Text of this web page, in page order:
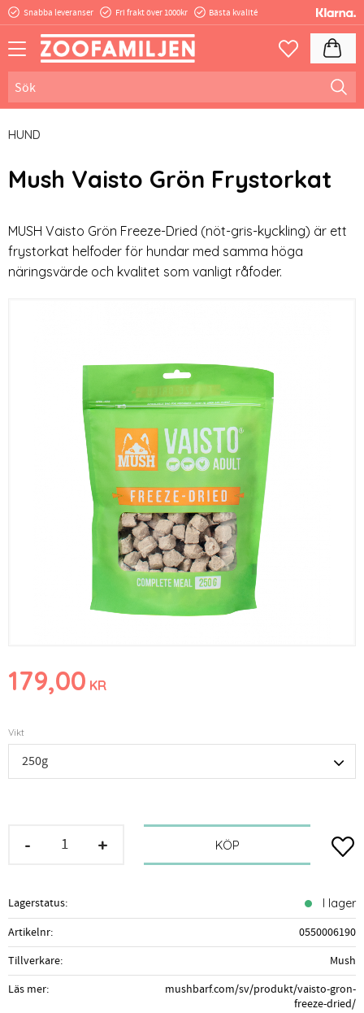
Snabba leveranser Fri frakt över 1000kr Bästa kvalité
Favoriter
HUND
Mush Vaisto Grön Frystorkat
​MUSH Vaisto Grön Freeze-Dried (nöt-gris-kyckling) är ett
frystorkat helfoder för hundar med samma höga
näringsvärde och kvalitet som vanligt råfoder.
179,00 KR
Vikt
+
- KÖP
Lagerstatus I lager
Artikelnr
0550006190
Tillverkare
Mush
Läs mer
mushbarf.com/sv/produkt/vaisto-gron-
freeze-dried/